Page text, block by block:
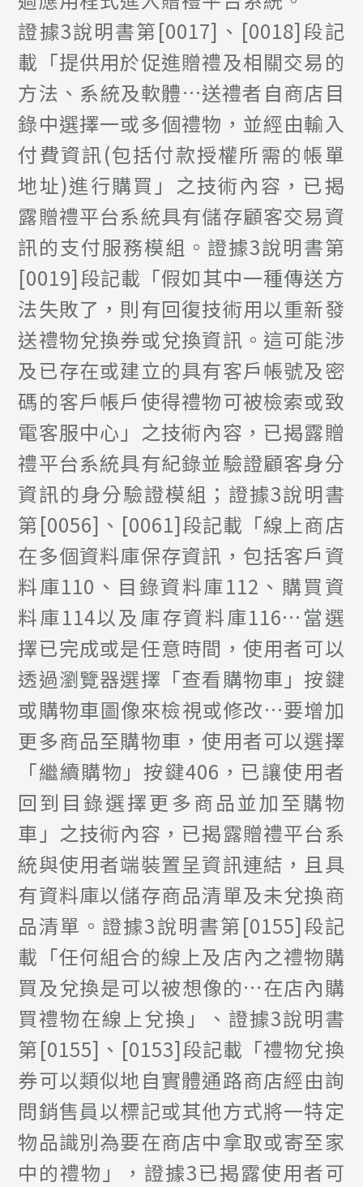
證據3說明書第[0017]、[0018]段記
載「提供用於促進贈禮及相關交易的
方法、系統及軟體…送禮者自商店目
錄中選擇一或多個禮物，並經由輸入
付費資訊(包括付款授權所需的帳單
地址)進行購買」之技術內容，已揭
露贈禮平台系統具有儲存顧客交易資
訊的支付服務模組。證據3說明書第
[0019]段記載「假如其中一種傳送方
法失敗了，則有回復技術用以重新發
送禮物兌換券或兌換資訊。這可能涉
及已存在或建立的具有客戶帳號及密
碼的客戶帳戶使得禮物可被檢索或致
電客服中心」之技術內容，已揭露贈
禮平台系統具有紀錄並驗證顧客身分
資訊的身分驗證模組；證據3說明書
第[0056]、[0061]段記載「線上商店
在多個資料庫保存資訊，包括客戶資
料庫110、目錄資料庫112、購買資
料庫114以及庫存資料庫116…當選
擇已完成或是任意時間，使用者可以
透過瀏覽器選擇「查看購物車」按鍵
或購物車圖像來檢視或修改…要增加
更多商品至購物車，使用者可以選擇
「繼續購物」按鍵406，已讓使用者
回到目錄選擇更多商品並加至購物
車」之技術內容，已揭露贈禮平台系
統與使用者端裝置呈資訊連結，且具
有資料庫以儲存商品清單及未兌換商
品清單。證據3說明書第[0155]段記
載「任何組合的線上及店內之禮物購
買及兌換是可以被想像的…在店內購
買禮物在線上兌換」、證據3說明書
第[0155]、[0153]段記載「禮物兌換
券可以類似地自實體通路商店經由詢
問銷售員以標記或其他方式將一特定
物品識別為要在商店中拿取或寄至家
中的禮物」，證據3已揭露使用者可